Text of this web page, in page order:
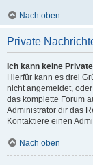
Nach oben
Private
Ich kann keine
Hierfür kann es drei
nicht angemeldet,
das komplette Forum
Administrator dir das
Kontaktiere einen
Nach oben